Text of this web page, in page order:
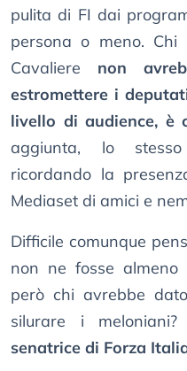
pulita di FI dai
persona o meno.
Cavaliere non
estromettere i
livello di audience, è
aggiunta, lo
ricordando la
Mediaset di amici e
Difficile comunque
non ne fosse
però chi avrebbe
silurare i meloniani?
senatrice di Forza